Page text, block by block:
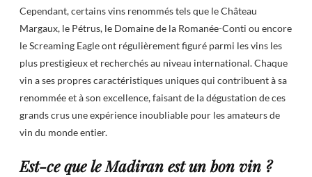
Cependant, certains vins renommés tels que le Château
Margaux, le Pétrus, le Domaine de la Romanée-Conti ou encore
le Screaming Eagle ont régulièrement figuré parmi les vins les
plus prestigieux et recherchés au niveau international. Chaque
vin a ses propres caractéristiques uniques qui contribuent à sa
renommée et à son excellence, faisant de la dégustation de ces
grands crus une expérience inoubliable pour les amateurs de
vin du monde entier.
Est-ce que le Madiran est un bon vin ?